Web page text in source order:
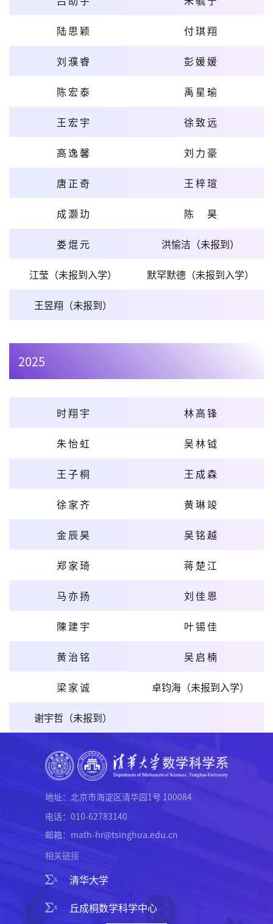
陆思颖 付琪翔
刘濮睿 彭媛媛
陈宏泰 禹星瑜
王宏宇 徐致远
高逸馨 刘力豪
唐正奇 王梓瑄
成灏玏 陈昊
娄焜元 洪愉洁（未报到）
江莹（未报到入学） 默罕默德（未报到入学）
王昱翔（未报到）
2025
时翔宇 林高锋
朱怡虹 吴林钺
王子桐 王成森
徐家齐 黄琳竣
金辰昊 吴铭越
郑家琦 蒋楚江
马亦扬 刘佳恩
陳建宇 叶锡佳
黄治铭 吴启楠
梁家诚 卓钧海（未报到入学）
谢宇哲（未报到）
地址：北京市海淀区清华园1号 100084
电话：010-62783140
邮箱：math-hr@tsinghua.edu.cn
相关链接
清华大学
丘成桐数学科学中心